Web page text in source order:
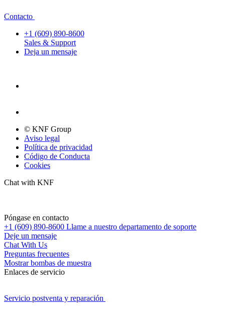
Contacto
+1 (609) 890-8600
Sales & Support
Deja un mensaje
© KNF Group
Aviso legal
Política de privacidad
Código de Conducta
Cookies
Chat with KNF
Póngase en contacto
+1 (609) 890-8600 Llame a nuestro departamento de soporte
Deje un mensaje
Chat With Us
Preguntas frecuentes
Mostrar bombas de muestra
Enlaces de servicio
Servicio postventa y reparación